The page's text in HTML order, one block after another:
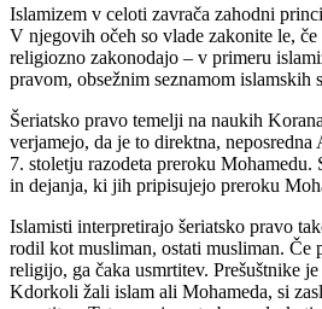
Islamizem v celoti zavrača zahodni
V njegovih očeh so vlade zakonite le,
religiozno zakonodajo – v primeru
pravom, obsežnim seznamom islamskih
Šeriatsko pravo temelji na naukih
verjamejo, da je to direktna,
7. stoletju razodeta preroku Mohamedu.
in dejanja, ki jih pripisujejo preroku
Islamisti interpretirajo šeriatsko pravo
rodil kot musliman, ostati musliman. Če
religijo, ga čaka usmrtitev. Prešuštnike
Kdorkoli žali islam ali Mohameda, si